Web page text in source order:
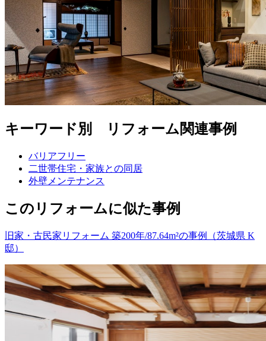
キーワード別 リフォーム関連事例
バリアフリー
二世帯住宅・家族との同居
外壁メンテナンス
このリフォームに似た事例
旧家・古民家リフォーム 築200年/87.64m²の事例（茨城県 K
邸）